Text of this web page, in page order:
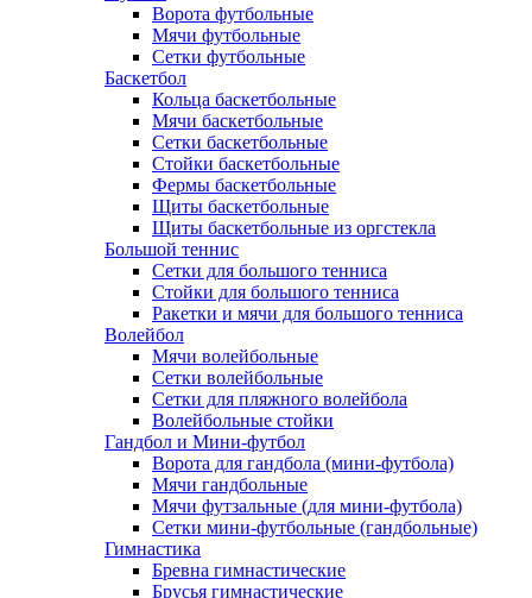
Ворота футбольные
Мячи футбольные
Сетки футбольные
Баскетбол
Кольца баскетбольные
Мячи баскетбольные
Сетки баскетбольные
Стойки баскетбольные
Фермы баскетбольные
Щиты баскетбольные
Щиты баскетбольные из оргстекла
Большой теннис
Сетки для большого тенниса
Стойки для большого тенниса
Ракетки и мячи для большого тенниса
Волейбол
Мячи волейбольные
Сетки волейбольные
Сетки для пляжного волейбола
Волейбольные стойки
Гандбол и Мини-футбол
Ворота для гандбола (мини-футбола)
Мячи гандбольные
Мячи футзальные (для мини-футбола)
Сетки мини-футбольные (гандбольные)
Гимнастика
Бревна гимнастические
Брусья гимнастические